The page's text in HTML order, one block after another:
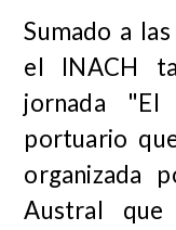
Sumado a
el INACH
jornada
portuario
organizada
Austral